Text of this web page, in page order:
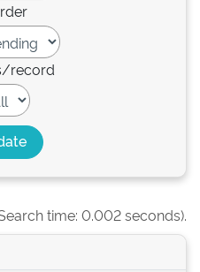
record
time: 0.002 seconds).